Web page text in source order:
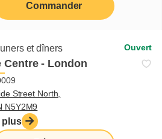
Commander
et dîners Ouvert
Centre - London
Street North,
N5Y2M9
plus
d’un CHEF!
eux-mêmes à partir de la
: vouloir créer quelque
de devenir beaucoup plus
ouvrant le premier petit resto.
Moi qui n’ai appris, pendant